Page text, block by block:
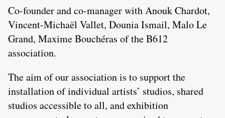
Co-founder and co-manager with Anouk Chardot,
Vincent-Michaël Vallet, Dounia Ismail, Malo Le
Grand, Maxime Bouchéras of the B612
association.
The aim of our association is to support the
installation of individual artists’ studios, shared
studios accessible to all, and exhibition